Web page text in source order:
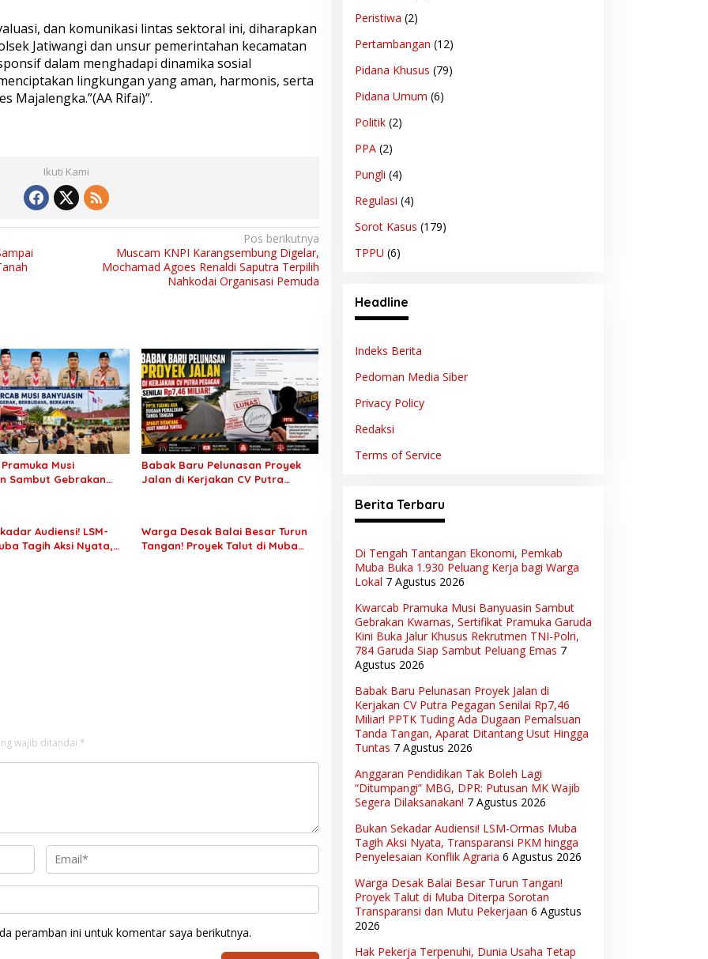
dan komunikasi lintas sektoral ini, diharapkan
Jatiwangi dan unsur pemerintahan kecamatan
dalam menghadapi dinamika sosial
lingkungan yang aman, harmonis, serta
Majalengka.”(AA Rifai)”.
Ikuti Kami
Pos berikutnya
Muscam KNPI Karangsembung Digelar,
Mochamad Agoes Renaldi Saputra Terpilih
Nahkodai Organisasi Pemuda
Musi
Sambut Gebrakan
Peluang Emas
Babak Baru Pelunasan Proyek
Jalan di Kerjakan CV Putra
Aparat Ditantang Usut Hingga
Tuntas
Audiensi! LSM-
Tagih Aksi Nyata,
Warga Desak Balai Besar Turun
Tangan! Proyek Talut di Muba
wajib ditandai *
peramban ini untuk komentar saya berikutnya.
Peristiwa (2)
Pertambangan (12)
Pidana Khusus (79)
Pidana Umum (6)
Politik(2)
PPA(2)
Pungli (4)
Regulasi (4)
Sorot Kasus (179)
TPPU (6)
Headline
Indeks Berita
Pedoman Media Siber
Privacy Policy
Redaksi
Terms of Service
Berita Terbaru
Di Tengah Tantangan Ekonomi, Pemkab
Muba Buka 1.930 Peluang Kerja bagi Warga
Lokal 7 Agustus 2026
Kwarcab Pramuka Musi Banyuasin Sambut
Gebrakan Kwarnas, Sertifikat Pramuka Garuda
Kini Buka Jalur Khusus Rekrutmen TNI-Polri,
784 Garuda Siap Sambut Peluang Emas 7
Agustus 2026
Babak Baru Pelunasan Proyek Jalan di
Kerjakan CV Putra Pegagan Senilai Rp7,46
Miliar! PPTK Tuding Ada Dugaan Pemalsuan
Tanda Tangan, Aparat Ditantang Usut Hingga
Tuntas 7 Agustus 2026
Anggaran Pendidikan Tak Boleh Lagi
“Ditumpangi” MBG, DPR: Putusan MK Wajib
Segera Dilaksanakan! 7 Agustus 2026
Bukan Sekadar Audiensi! LSM-Ormas Muba
Tagih Aksi Nyata, Transparansi PKM hingga
Penyelesaian Konflik Agraria 6 Agustus 2026
Warga Desak Balai Besar Turun Tangan!
Proyek Talut di Muba Diterpa Sorotan
Transparansi dan Mutu Pekerjaan 6 Agustus
2026
Hak Pekerja Terpenuhi, Dunia Usaha Tetap